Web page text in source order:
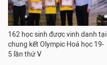
162 học sinh được vinh danh tại
chung kết Olympic Hoá học 19-
5 lần thứ V